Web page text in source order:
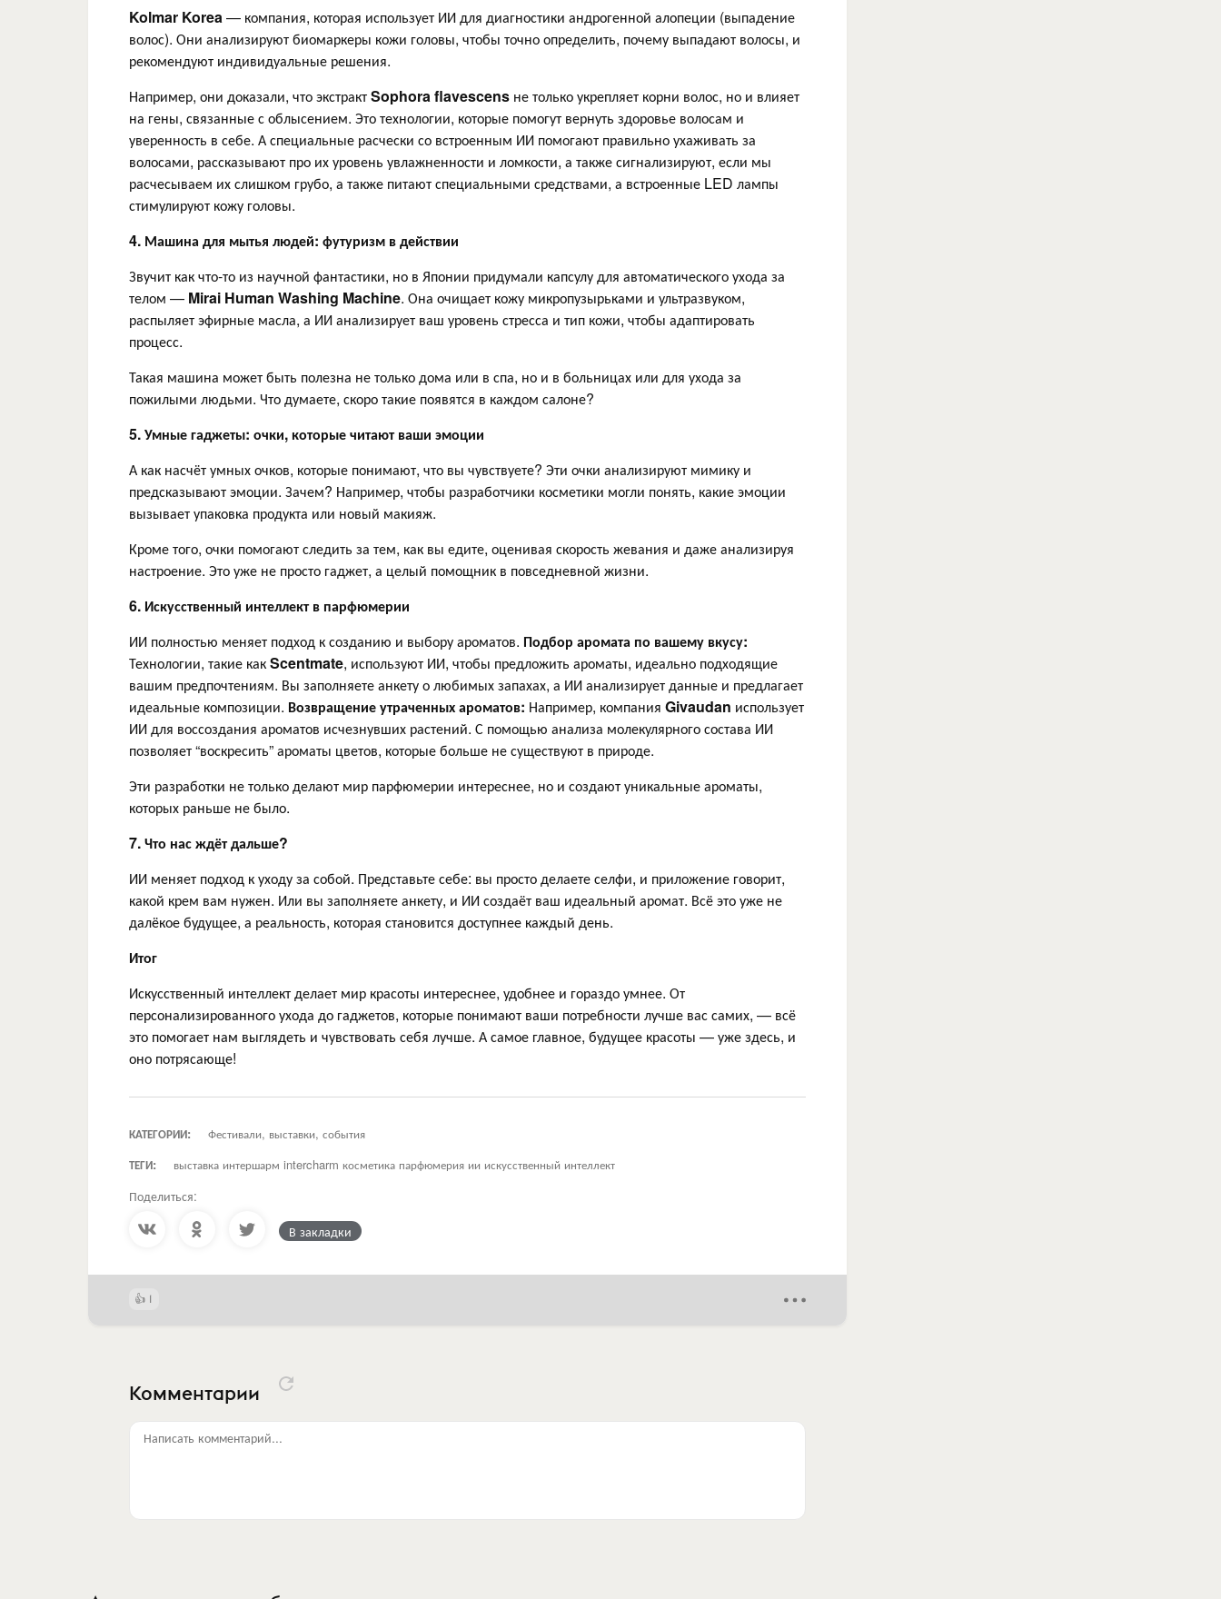
Kolmar Korea — компания, которая использует ИИ для диагностики андрогенной алопеции (выпадение
волос). Они анализируют биомаркеры кожи головы, чтобы точно определить, почему выпадают волосы, и
рекомендуют индивидуальные решения.
Например, они доказали, что экстрактSophora flavescens не только укрепляет корни волос, но и влияет
на гены, связанные с облысением. Это технологии, которые помогут вернуть здоровье волосам и
уверенность в себе. А специальные расчески со встроенным ИИ помогают правильно ухаживать за
волосами, рассказывают про их уровень увлажненности и ломкости, а также сигнализируют, если мы
расчесываем их слишком грубо, а также питают специальными средствами, а встроенные LED лампы
стимулируют кожу головы.
4. Машина для мытья людей: футуризм в действии
Звучит как что-то из научной фантастики, но в Японии придумали капсулу для автоматического ухода за
телом — Mirai Human Washing Machine. Она очищает кожу микропузырьками и ультразвуком,
распыляет эфирные масла, а ИИ анализирует ваш уровень стресса и тип кожи, чтобы адаптировать
процесс.
Такая машина может быть полезна не только дома или в спа, но и в больницах или для ухода за
пожилыми людьми. Что думаете, скоро такие появятся в каждом салоне?
5. Умные гаджеты: очки, которые читают ваши эмоции
А как насчёт умных очков, которые понимают, что вы чувствуете? Эти очки анализируют мимику и
предсказывают эмоции. Зачем? Например, чтобы разработчики косметики могли понять, какие эмоции
вызывает упаковка продукта или новый макияж.
Кроме того, очки помогают следить за тем, как вы едите, оценивая скорость жевания и даже анализируя
настроение. Это уже не просто гаджет, а целый помощник в повседневной жизни.
6. Искусственный интеллект в парфюмерии
ИИ полностью меняет подход к созданию и выбору ароматов. Подбор аромата по вашему вкусу:
Технологии, такие какScentmate, используют ИИ, чтобы предложить ароматы, идеально подходящие
вашим предпочтениям. Вы заполняете анкету о любимых запахах, а ИИ анализирует данные и предлагает
идеальные композиции. Возвращение утраченных ароматов: Например, компания Givaudan использует
ИИ для воссоздания ароматов исчезнувших растений. С помощью анализа молекулярного состава ИИ
позволяет “воскресить” ароматы цветов, которые больше не существуют в природе.
Эти разработки не только делают мир парфюмерии интереснее, но и создают уникальные ароматы,
которых раньше не было.
7. Что нас ждёт дальше?
ИИ меняет подход к уходу за собой. Представьте себе: вы просто делаете селфи, и приложение говорит,
какой крем вам нужен. Или вы заполняете анкету, и ИИ создаёт ваш идеальный аромат. Всё это уже не
далёкое будущее, а реальность, которая становится доступнее каждый день.
Итог
Искусственный интеллект делает мир красоты интереснее, удобнее и гораздо умнее. От
персонализированного ухода до гаджетов, которые понимают ваши потребности лучше вас самих, — всё
это помогает нам выглядеть и чувствовать себя лучше. А самое главное, будущее красоты — уже здесь, и
оно потрясающе!
КАТЕГОРИИ:
Фестивали, выставки, события
ТЕГИ:
выставка интершарм intercharm косметика парфюмерия ии искусственный интеллект
Поделиться:
В закладки
1
Комментарии
Написать комментарий...